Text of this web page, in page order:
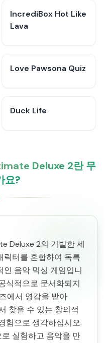
IncrediBox Hot Like
Lava
Love Pawsona Quiz
Duck Life
Deluxe 2란 무
요?
Deluxe 2의 기발한 세
릭터를 혼합하여 독특
인 음악 믹싱 게임입니
식적으로 문서화되지
에서 영감을 받아
찾을 수 있는 창의적
험으로 생각하십시오.
실험하고 음악을 만